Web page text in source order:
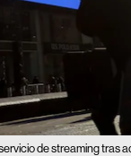
de streaming tras